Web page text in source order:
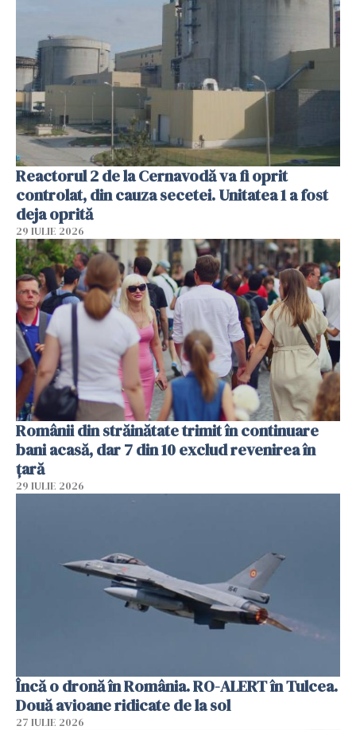
Reactorul 2 de la Cernavodă va fi oprit
controlat, din cauza secetei. Unitatea 1 a fost
deja oprită
29 IULIE 2026
Românii din străinătate trimit în continuare
bani acasă, dar 7 din 10 exclud revenirea în
țară
29 IULIE 2026
Încă o dronă în România. RO-ALERT în Tulcea.
Două avioane ridicate de la sol
27 IULIE 2026